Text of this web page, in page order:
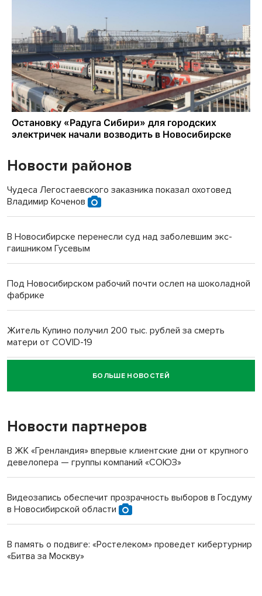
Новости районов
Чудеса Легостаевского заказника показал охотовед
Владимир Коченов
В Новосибирске перенесли суд над заболевшим экс-
гаишником Гусевым
Под Новосибирском рабочий почти ослеп на шоколадной
фабрике
Житель Купино получил 200 тыс. рублей за смерть
матери от COVID-19
Новосибирский суд наказал водителя за смерть
пенсионерки на вокзале
БОЛЬШЕ НОВОСТЕЙ
Новости партнеров
В ЖК «Гренландия» впервые клиентские дни от крупного
девелопера — группы компаний «СОЮЗ»
Видеозапись обеспечит прозрачность выборов в Госдуму
в Новосибирской области
В память о подвиге: «Ростелеком» проведет кибертурнир
«Битва за Москву»